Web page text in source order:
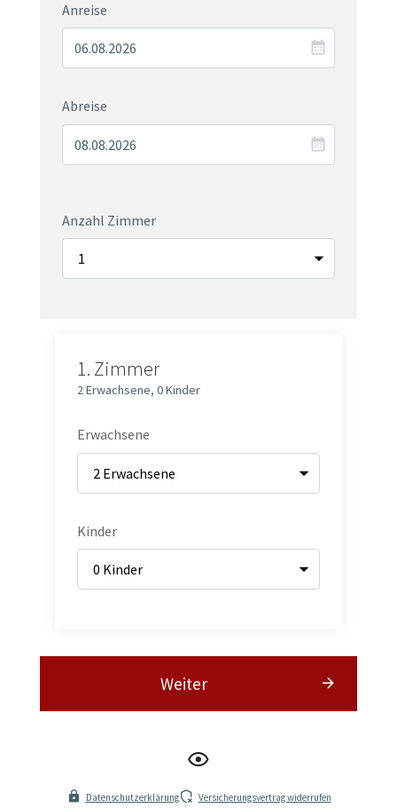
Anreise
Abreise
Anzahl Zimmer
1. Zimmer
2 Erwachsene, 0 Kinder
Erwachsene
Kinder
Weiter
Datenschutzerklärung Versicherungsvertrag widerrufen